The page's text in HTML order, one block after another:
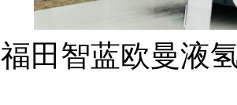
福田智蓝欧曼液